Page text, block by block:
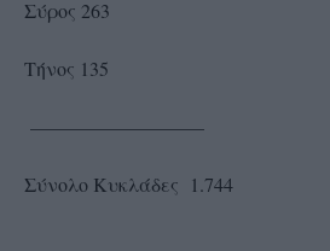
Σύρος 263
Τήνος 135
—————————
Σύνολο Κυκλάδες 1.744